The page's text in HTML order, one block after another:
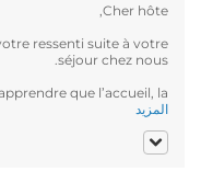
Cher hôte,
ressenti suite à votre
séjour chez nous.
que l’accueil, la...
المزيد